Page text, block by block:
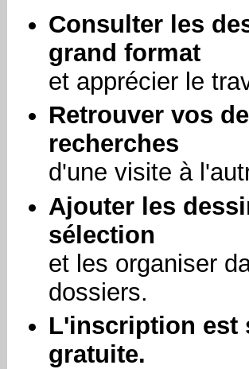
Consulter les
grand format
et apprécier le
Retrouver vos
recherches
d'une visite à
Ajouter les
sélection
et les organiser
dossiers.
L'inscription est
gratuite.